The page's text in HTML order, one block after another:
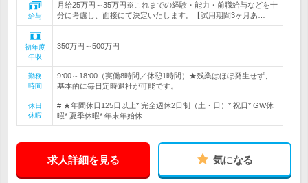
給与
月給25万円～35万円※これまでの経験・能力・前職給与などを十
分に考慮し、面接にて決定いたします。【試用期間3ヶ月あ…
初年度
年収
350万円～500万円
勤務
時間
9:00～18:00（実働8時間／休憩1時間）★残業はほぼ発生せず、
基本的に毎日定時退社が可能です。
休日
休暇
# ★年間休日125日以上* 完全週休2日制（土・日）* 祝日* GW休
暇* 夏季休暇* 年末年始休…
求人詳細を見る 気になる